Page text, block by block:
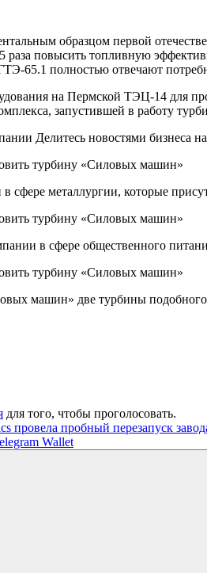
образцом первой
раза повысить топливную
65.1 полностью отвечают
на Пермской ТЭЦ-14 для
запустившей в работу
Делитесь новостями бизнеса
металлургии, которые
в сфере общественного
машин» две турбины
для того, чтобы проголосовать.
провела пробный перезапуск
Wallet